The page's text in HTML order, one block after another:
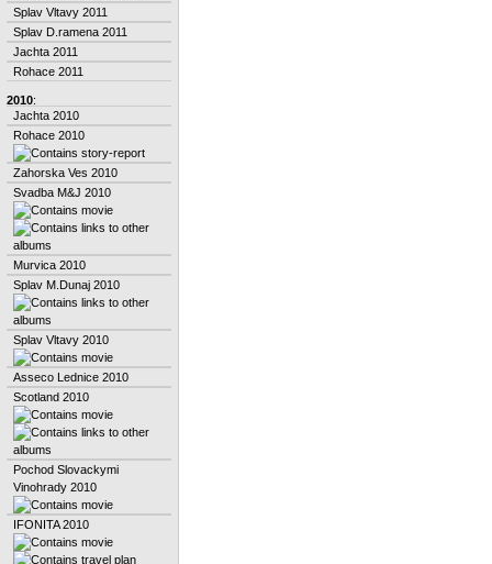
Splav Vltavy 2011
Splav D.ramena 2011
Jachta 2011
Rohace 2011
2010:
Jachta 2010
Rohace 2010
Zahorska Ves 2010
Svadba M&J 2010
Murvica 2010
Splav M.Dunaj 2010
Splav Vltavy 2010
Asseco Lednice 2010
Scotland 2010
Pochod Slovackymi
Vinohrady 2010
IFONITA 2010